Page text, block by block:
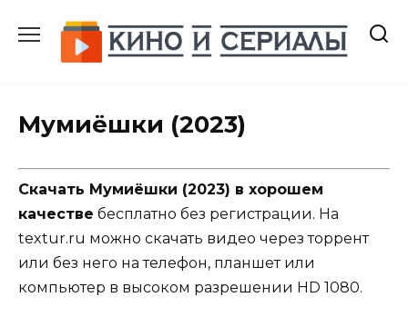
содержанию
Мумиёшки (2023)
Скачать Мумиёшки (2023) в хорошем
качестве бесплатно без регистрации. На
textur.ru можно скачать видео через торрент
или без него на телефон, планшет или
компьютер в высоком разрешении HD 1080.